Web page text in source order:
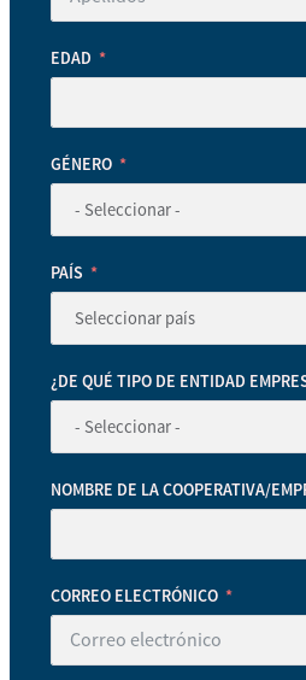
EDAD
GÉNERO
PAÍS
¿DE QUÉ TIPO DE ENTIDAD
NOMBRE DE LA COOPERATIVA/
CORREO ELECTRÓNICO